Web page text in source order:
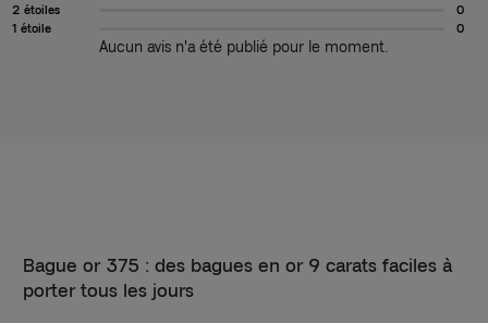
2 étoiles
0
1 étoile
0
Aucun avis n'a été publié pour le moment.
Bague or 375 : des bagues en or 9 carats faciles à
porter tous les jours